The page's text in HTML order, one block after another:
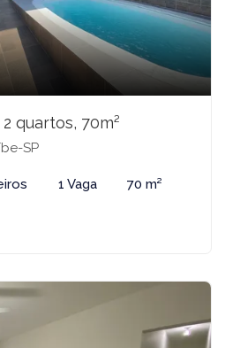
quartos, 70m²
SP
1 Vaga 70 m²